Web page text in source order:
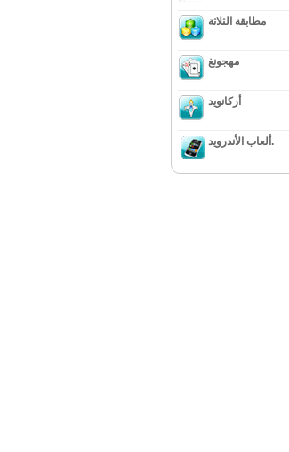
مطابقة الثلاثة
مهجونغ
أركانويد
ألعاب الأندرويد.